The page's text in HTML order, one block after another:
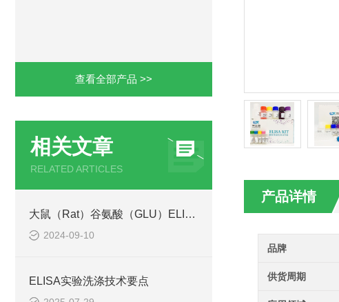
查看全部产品 >>
相关文章
RELATED ARTICLES
大鼠（Rat）谷氨酸（GLU）ELISA检测试剂盒工作原理
2024-09-10
ELISA实验洗涤技术要点
产品详情
品牌
供货周期